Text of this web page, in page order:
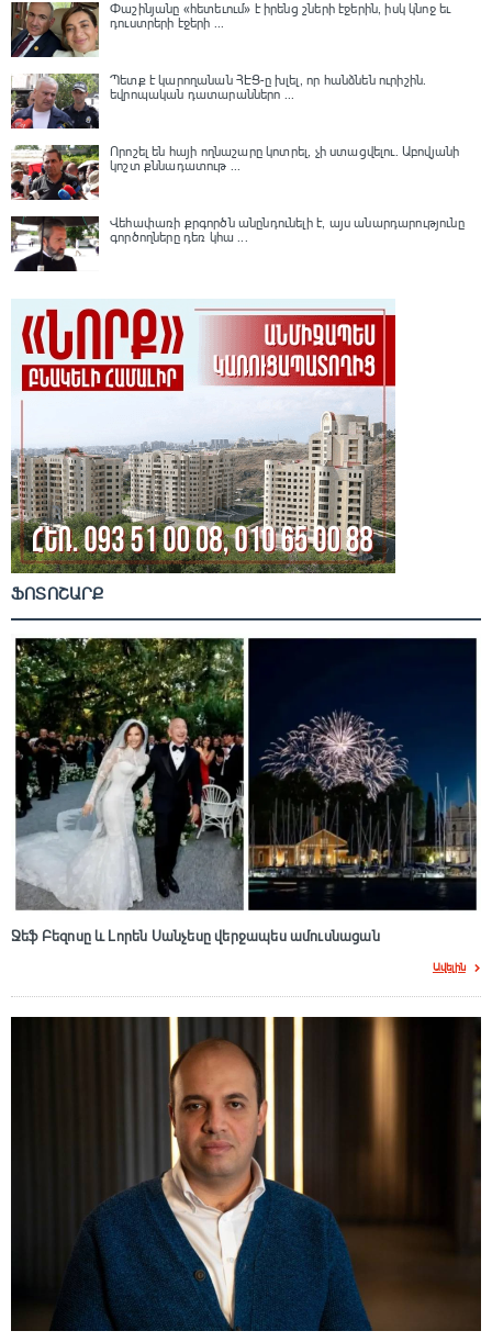
Փաշինյանը «հետեւում» է իրենց շների էջերին, իսկ կնոջ եւ
դուստրերի էջերի ...
Պետք է կարողանան ՀԷՑ-ը խլել, որ հանձնեն ուրիշին.
եվրոպական դատարաններո ...
Որոշել են հայի ողնաշարը կոտրել, չի ստացվելու․ Աբովյանի
կոշտ քննադատութ ...
Վեհափառի քրգործն անընդունելի է, այս անարդարությունը
գործողները դեռ կհա ...
ՖՈՏՈՇԱՐՔ
Ջեֆ Բեզոսը և Լորեն Սանչեսը վերջապես ամուսնացան
Ավելին